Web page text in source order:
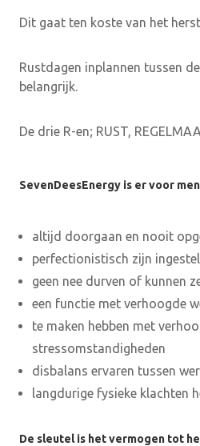
Dit gaat ten koste van het
Rustdagen inplannen tussen
belangrijk.
De drie R-en; RUST,
SevenDeesEnergy is er voor
altijd doorgaan en nooit
perfectionistisch zijn
geen nee durven of kunnen
een functie met verhoogde
te maken hebben met
stressomstandigheden
disbalans ervaren tussen
langdurige fysieke klachten
De sleutel is het vermogen tot